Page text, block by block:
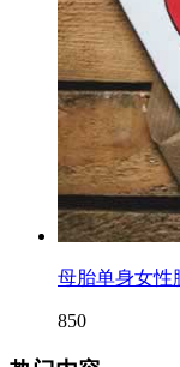
母胎单身女性
850